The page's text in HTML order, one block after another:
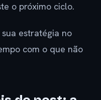
o próximo ciclo.
estratégia no
com o que não